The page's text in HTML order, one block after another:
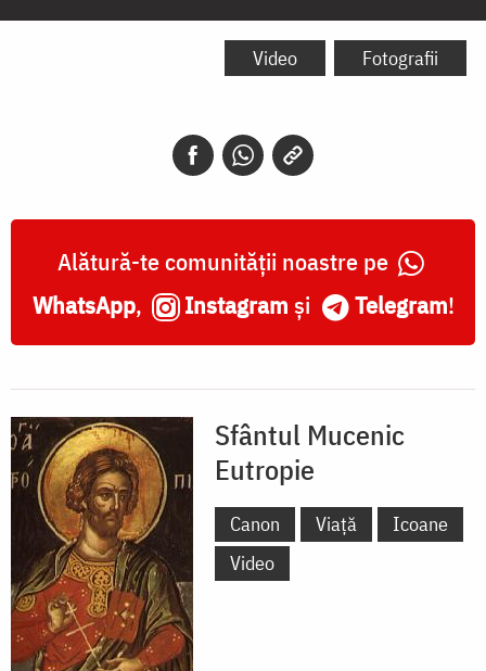
Sfântul
Video Fotografii
Alătură-te comunității noastre pe
WhatsApp, Instagram și Telegram!
Sfântul Mucenic
Eutropie
Canon Viață
Icoane
Video